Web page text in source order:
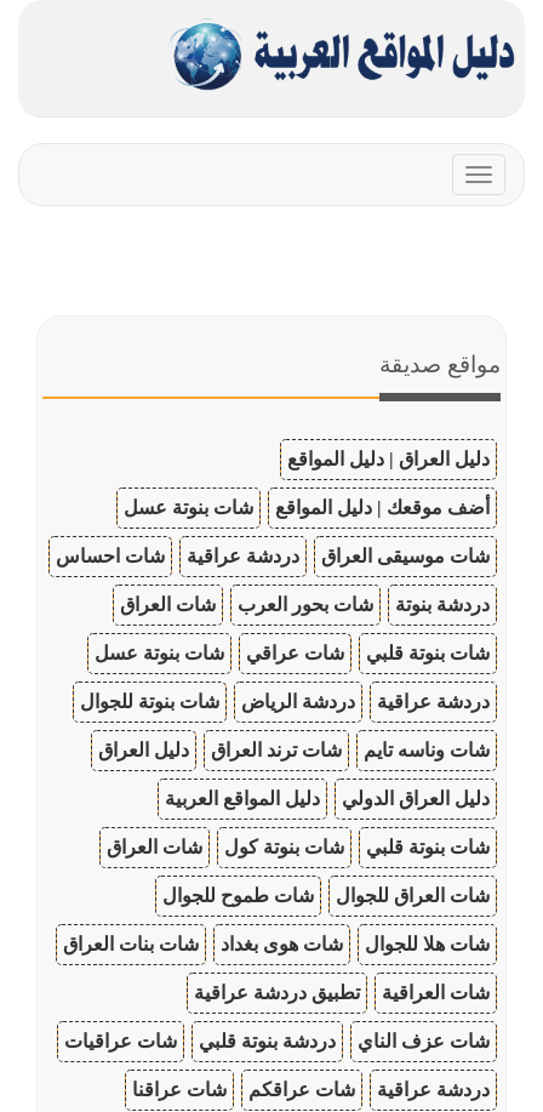
Toggle
navigation
مواقع صديقة
دليل العراق | دليل المواقع
أضف موقعك | دليل المواقع شات بنوتة عسل
شات موسيقى العراق دردشة عراقية شات احساس
دردشة بنوتة شات بحور العرب شات العراق
شات بنوتة قلبي شات عراقي شات بنوتة عسل
دردشة عراقية دردشة الرياض شات بنوتة للجوال
شات وناسه تايم شات ترند العراق دليل العراق
دليل العراق الدولي دليل المواقع العربية
شات بنوتة قلبي شات بنوتة كول شات العراق
شات العراق للجوال شات طموح للجوال
شات هلا للجوال شات هوى بغداد شات بنات العراق
شات العراقية تطبيق دردشة عراقية
شات عزف الناي دردشة بنوتة قلبي شات عراقيات
دردشة عراقية شات عراقكم شات عراقنا